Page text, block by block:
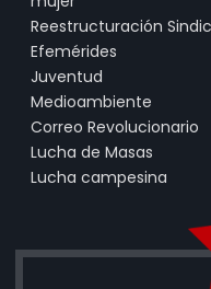
Reestructuración
Efemérides
Juventud
Medioambiente
Correo Revolucionario
Lucha de Masas
Lucha campesina